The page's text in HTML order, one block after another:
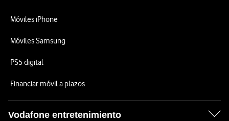
Móviles iPhone
Móviles Samsung
PS5 digital
Financiar móvil a plazos
Vodafone entretenimiento